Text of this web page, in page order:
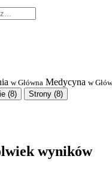
w Główna Medycyna w
(8) Strony (8)
wyników